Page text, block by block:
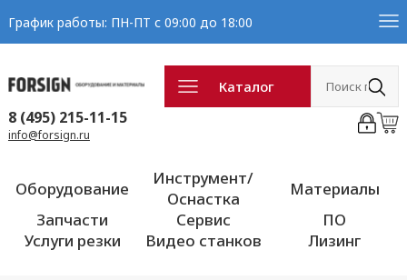
График работы: ПН-ПТ с 09:00 до 18:00
Каталог
8 (495) 215-11-15
info@forsign.ru
Оборудование
Инструмент/
Оснастка
Материалы
Запчасти
Сервис
ПО
Услуги резки
Видео станков Лизинг